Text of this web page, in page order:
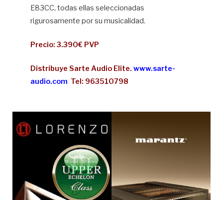
E83CC, todas ellas seleccionadas
rigurosamente por su musicalidad.
Precio: 3.390€ PVP
Distribuye Sarte Audio Elite. www.sarte-
audio.com Tel: 963510798